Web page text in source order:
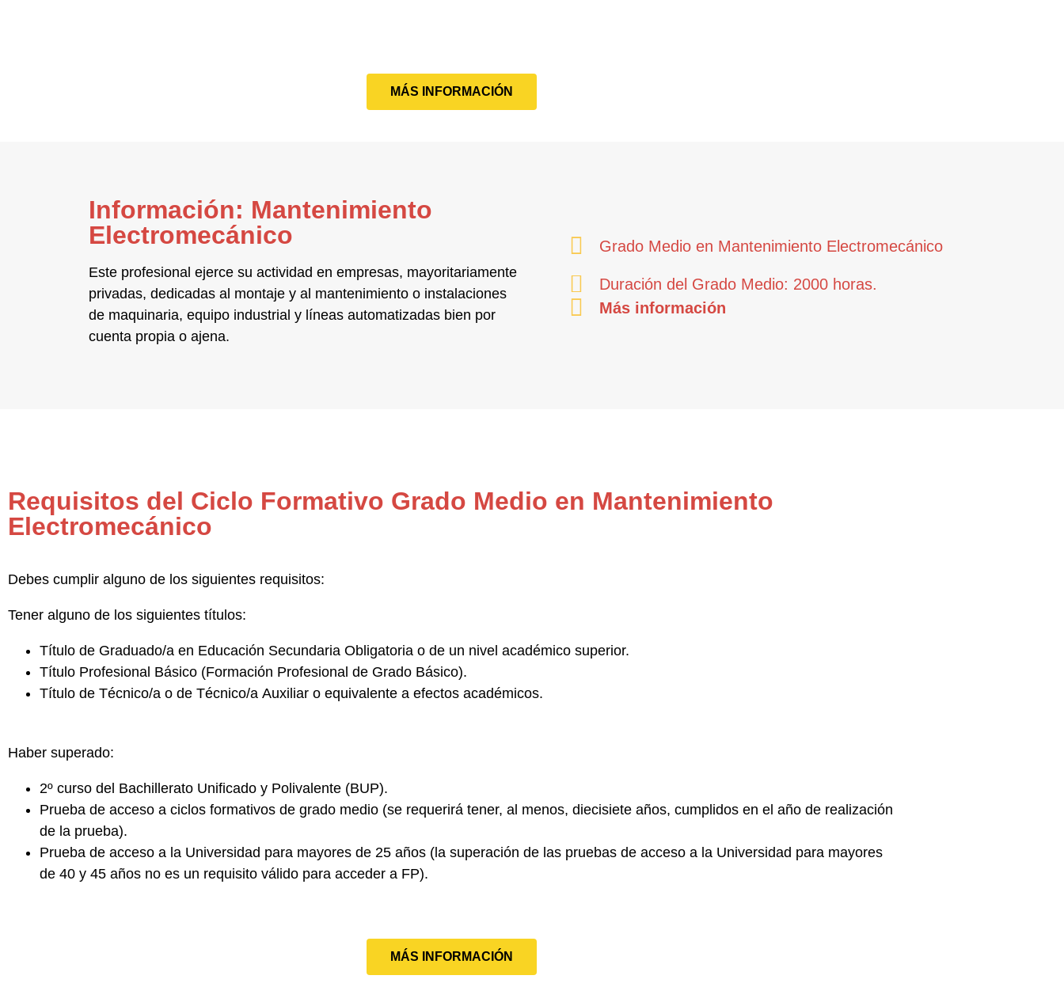
MÁS INFORMACIÓN
Información: Mantenimiento
Electromecánico
Este profesional ejerce su actividad en empresas, mayoritariamente
privadas, dedicadas al montaje y al mantenimiento o instalaciones
de maquinaria, equipo industrial y líneas automatizadas bien por
cuenta propia o ajena.
Grado Medio en Mantenimiento Electromecánico
Duración del Grado Medio: 2000 horas.
Más información
Requisitos del Ciclo Formativo Grado Medio en Mantenimiento
Electromecánico
Debes cumplir alguno de los siguientes requisitos:
Tener alguno de los siguientes títulos:
Título de Graduado/a en Educación Secundaria Obligatoria o de un nivel académico superior.
Título Profesional Básico (Formación Profesional de Grado Básico).
Título de Técnico/a o de Técnico/a Auxiliar o equivalente a efectos académicos.
Haber superado:
2º curso del Bachillerato Unificado y Polivalente (BUP).
Prueba de acceso a ciclos formativos de grado medio (se requerirá tener, al menos, diecisiete años, cumplidos en el año de realización
de la prueba).
Prueba de acceso a la Universidad para mayores de 25 años (la superación de las pruebas de acceso a la Universidad para mayores
de 40 y 45 años no es un requisito válido para acceder a FP).
MÁS INFORMACIÓN